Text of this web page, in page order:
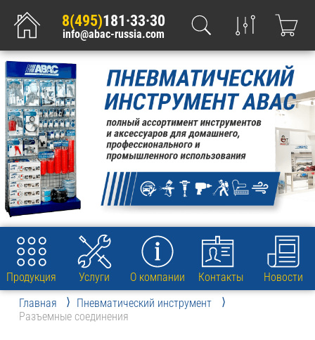
8(495)181·33·30
info@abac-russia.com
Продукция Услуги О компании Контакты
Новости
Главная
Пневматический инструмент
Разъемные соединения